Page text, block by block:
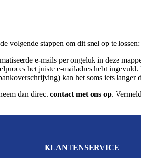
volgende stappen om dit snel op te lossen:
e-mails per ongeluk in deze
het juiste e-mailadres hebt
kan het soms iets
dan direct contact met ons op.
KLANTENSERVICE